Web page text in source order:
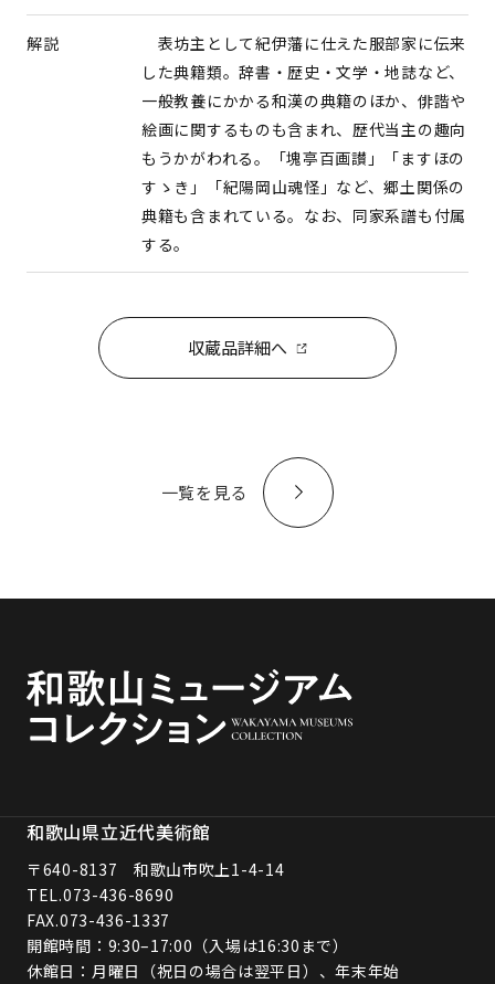
解説
表坊主として紀伊藩に仕えた服部家に伝来
した典籍類。辞書・歴史・文学・地誌など、
一般教養にかかる和漢の典籍のほか、俳諧や
絵画に関するものも含まれ、歴代当主の趣向
もうかがわれる。「塊亭百画讃」「ますほの
すゝき」「紀陽岡山魂怪」など、郷土関係の
典籍も含まれている。なお、同家系譜も付属
する。
収蔵品詳細へ
一覧を見る
和歌山県立近代美術館
〒640-8137 和歌山市吹上1-4-14
TEL.073-436-8690
FAX.073-436-1337
開館時間：9:30–17:00（入場は16:30まで）
休館日：月曜日（祝日の場合は翌平日）、年末年始